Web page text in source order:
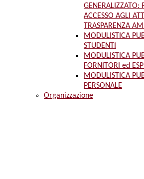
GENERALIZZATO:
ACCESSO AGLI
TRASPARENZA
MODULISTICA
STUDENTI
MODULISTICA
FORNITORI ed
MODULISTICA
PERSONALE
Organizzazione